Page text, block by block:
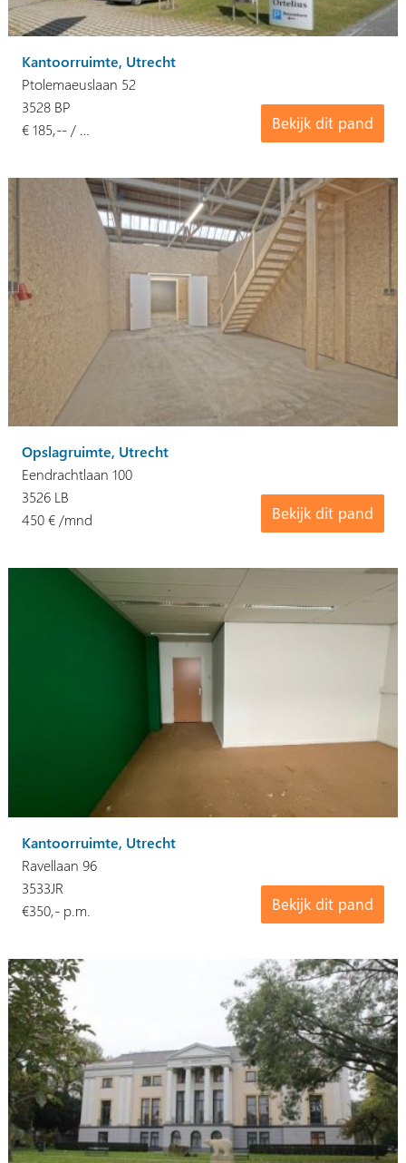
Kantoorruimte, Utrecht
Ptolemaeuslaan 52
Bekijk dit pand
3528 BP
€ 185,-- / …
Opslagruimte, Utrecht
Eendrachtlaan 100
Bekijk dit pand
3526 LB
450 € /mnd
Kantoorruimte, Utrecht
Ravellaan 96
Bekijk dit pand
3533JR
€350,- p.m.